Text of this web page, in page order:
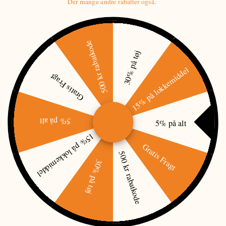
4.0 mm
Twilight factor
Field of view at 1,000 m (yds)
155 m (465 ft)
Subjective viewing angle
67° Ww
Close focusing distance
1.95 m (6.4 ft)
Diopter adjustment range
− 4.0 | + 4.0 dpt
Exit pupil distance
19 mm
Pupil distance
54 – 76 mm
Lens type
Ultra-FL
Prism system
Schmidt-Pechan
FEATURES
LotuTec | Nitrogen filled
Water resistance
400 mbar
30% på tøj
15% på lokkemiddel
5% på alt
Gratis Fragt
500 kr rabatkode
30% på tøj
15% på lokkemiddel
5% på alt
Gratis Fragt500 kr rabatkode